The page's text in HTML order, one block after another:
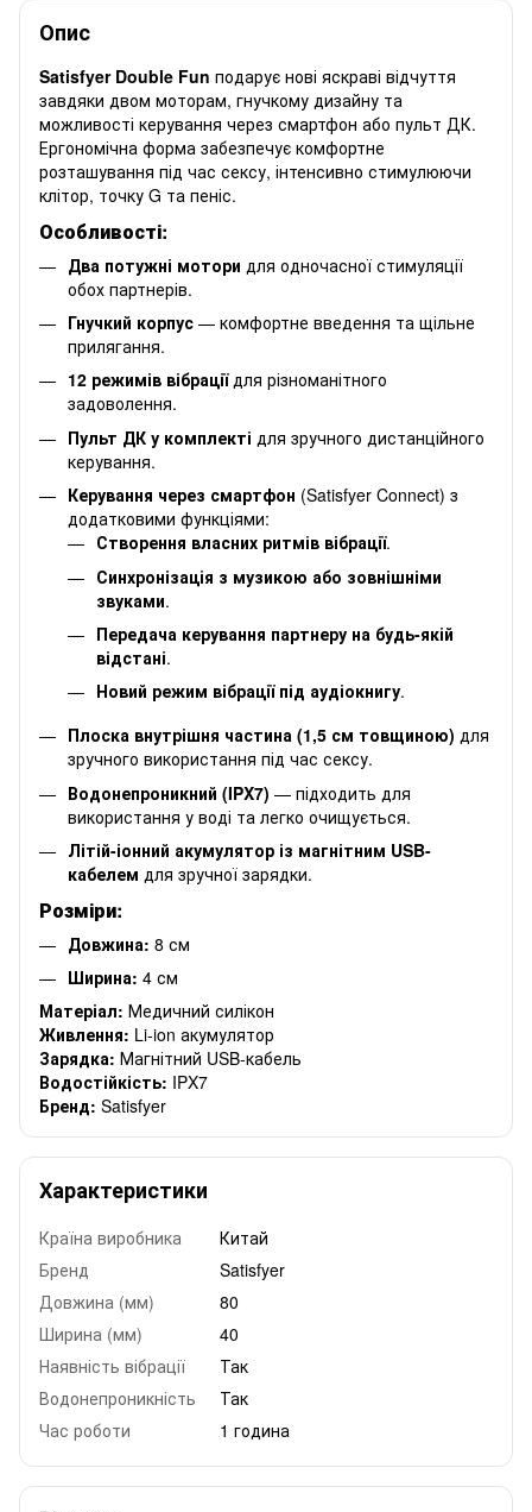
Опис
Satisfyer Double Fun подарує нові яскраві відчуття
завдяки двом моторам, гнучкому дизайну та
можливості керування через смартфон або пульт ДК.
Ергономічна форма забезпечує комфортне
розташування під час сексу, інтенсивно стимулюючи
клітор, точку G та пеніс.
Особливості:
Два потужні мотори для одночасної стимуляції
обох партнерів.
Гнучкий корпус — комфортне введення та щільне
прилягання.
12 режимів вібраціїдля різноманітного
задоволення.
Пульт ДК у комплекті для зручного дистанційного
керування.
Керування через смартфон (Satisfyer Connect) з
додатковими функціями:
Створення власних ритмів вібрації.
Синхронізація з музикою або зовнішніми
звуками.
Передача керування партнеру на будь-якій
відстані.
Новий режим вібрації під аудіокнигу.
Плоска внутрішня частина (1,5 см товщиною) для
зручного використання під час сексу.
Водонепроникний (IPX7) — підходить для
використання у воді та легко очищується.
Літій-іонний акумулятор із магнітним USB-
кабелем для зручної зарядки.
Розміри:
Довжина: 8 см
Ширина: 4 см
Матеріал: Медичний силікон
Живлення: Li-ion акумулятор
Зарядка: Магнітний USB-кабель
Водостійкість: IPX7
Бренд: Satisfyer
Характеристики
Країна виробника
Китай
Бренд
Satisfyer
Довжина (мм)
80
Ширина (мм)
40
Наявність вібрації
Так
Водонепроникність
Так
Час роботи
1 година